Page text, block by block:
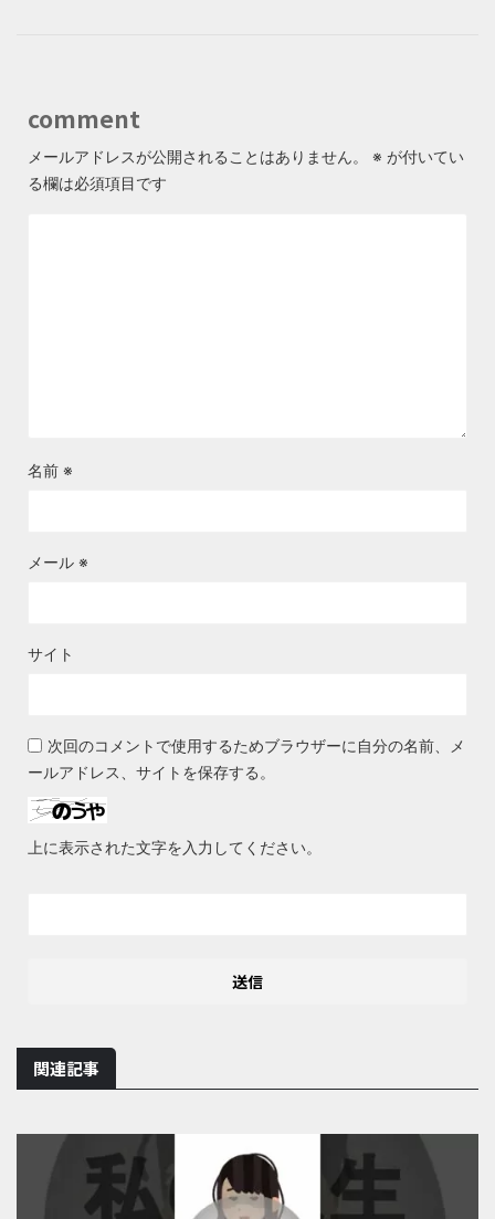
comment
メールアドレスが公開されることはありません。 ※ が付いてい
る欄は必須項目です
名前 ※
メール ※
サイト
次回のコメントで使用するためブラウザーに自分の名前、メ
ールアドレス、サイトを保存する。
上に表示された文字を入力してください。
関連記事